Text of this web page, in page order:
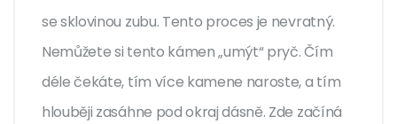
se sklovinou zubu. Tento proces je nevratný.
Nemůžete si tento kámen „umýt“ pryč. Čím
déle čekáte, tím více kamene naroste, a tím
hlouběji zasáhne pod okraj dásně. Zde začíná